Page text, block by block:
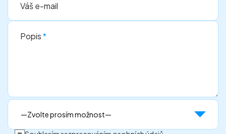
Váš e-mail
Popis*